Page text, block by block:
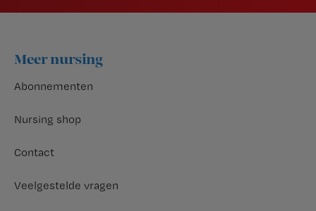
Footer
Meer nursing
Abonnementen
Nursing shop
Contact
Veelgestelde vragen